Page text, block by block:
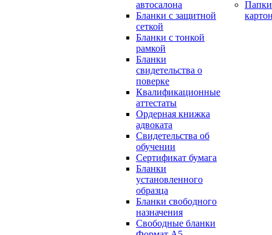
автосалона
Бланки с защитной
сеткой
Бланки с тонкой
рамкой
Бланки
свидетельства о
поверке
Квалификационные
аттестаты
Ордерная книжка
адвоката
Свидетельства об
обучении
Сертификат бумага
Бланки
установленного
образца
Бланки свободного
назначения
Свободные бланки
Папки